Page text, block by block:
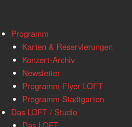
www.loftkoeln.de
navigation
Skip
content
Programm
Karten & Reservierungen
Konzert-Archiv
Newsletter
Programm-Flyer LOFT
Programm Stadtgarten
Das LOFT / Studio